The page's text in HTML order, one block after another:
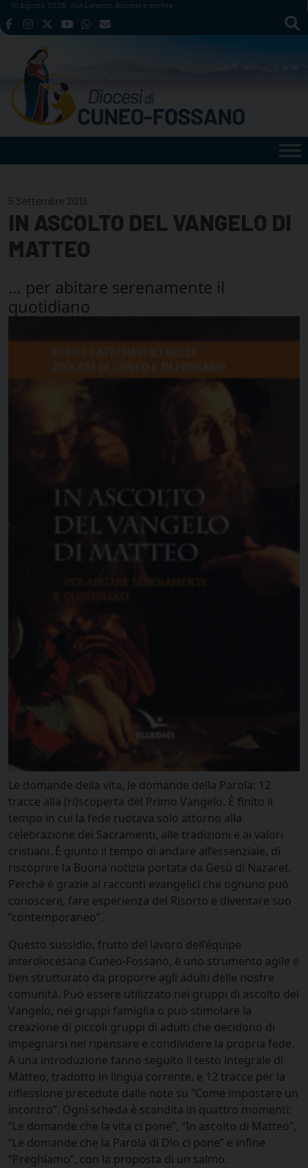
Skip
to
10 Agosto 2026 San Lorenzo, diacono e martire
5 Settembre 2019
IN ASCOLTO DEL VANGELO DI
MATTEO
… per abitare serenamente il
quotidiano
Le domande della vita, le domande della Parola: 12
tracce alla (ri)scoperta del Primo Vangelo. È finito il
tempo in cui la fede ruotava solo attorno alla
celebrazione dei Sacramenti, alle tradizioni e ai valori
cristiani. È giunto il tempo di andare all’essenziale, di
riscoprire la Buona notizia portata da Gesù di Nazaret.
Perché è grazie ai racconti evangelici che ognuno può
conoscere, fare esperienza del Risorto e diventare suo
“contemporaneo”.
Questo sussidio, frutto del lavoro dell’équipe
interdiocesana Cuneo-Fossano, è uno strumento agile e
ben strutturato da proporre agli adulti delle nostre
comunità. Può essere utilizzato nei gruppi di ascolto del
Vangelo, nei gruppi famiglia o può stimolare la
creazione di piccoli gruppi di adulti che decidono di
impegnarsi nel ripensare e condividere la propria fede.
A una introduzione fanno seguito il testo integrale di
Matteo, tradotto in lingua corrente, e 12 tracce per la
riflessione precedute dalle note su “Come impostare un
incontro”. Ogni scheda è scandita in quattro momenti:
“Le domande che la vita ci pone”, “In ascolto di Matteo”,
“Le domande che la Parola di Dio ci pone” e infine
“Preghiamo”, con la proposta di un salmo.